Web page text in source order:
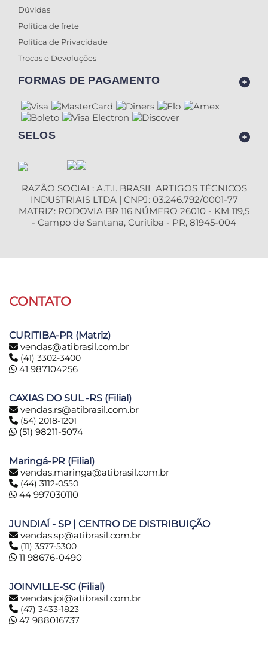
Dúvidas
Política de frete
Política de Privacidade
Trocas e Devoluções
FORMAS DE PAGAMENTO
SELOS
RAZÃO SOCIAL: A.T.I. BRASIL ARTIGOS TÉCNICOS
INDUSTRIAIS LTDA | CNPJ: 03.246.792/0001-77
MATRIZ: RODOVIA BR 116 NÚMERO 26010 - KM 119,5
- Campo de Santana, Curitiba - PR, 81945-004
CONTATO
CURITIBA-PR (Matriz)
vendas@atibrasil.com.br
(41) 3302-3400
41 987104256
CAXIAS DO SUL -RS (Filial)
vendas.rs@atibrasil.com.br
(54) 2018-1201
(51) 98211-5074
Maringá-PR (Filial)
vendas.maringa@atibrasil.com.br
(44) 3112-0550
44 997030110
JUNDIAÍ - SP | CENTRO DE DISTRIBUIÇÃO
vendas.sp@atibrasil.com.br
(11) 3577-5300
11 98676-0490
JOINVILLE-SC (Filial)
vendas.joi@atibrasil.com.br
(47) 3433-1823
47 988016737